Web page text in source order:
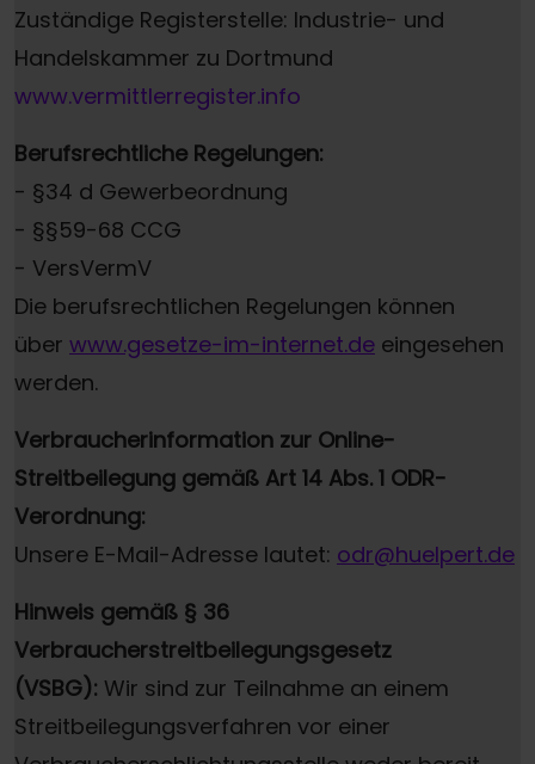
Zuständige Registerstelle: Industrie- und
Handelskammer zu Dortmund
www.vermittlerregister.info
Berufsrechtliche Regelungen:
- §34 d Gewerbeordnung
- §§59-68 CCG
- VersVermV
Die berufsrechtlichen Regelungen können
über www.gesetze-im-internet.de eingesehen
werden.
Verbraucherinformation zur Online-
Streitbeilegung gemäß Art 14 Abs. 1 ODR-
Verordnung:
Unsere E-Mail-Adresse lautet: odr@huelpert.de
Hinweis gemäß § 36
Verbraucherstreitbeilegungsgesetz
(VSBG): Wir sind zur Teilnahme an einem
Streitbeilegungsverfahren vor einer